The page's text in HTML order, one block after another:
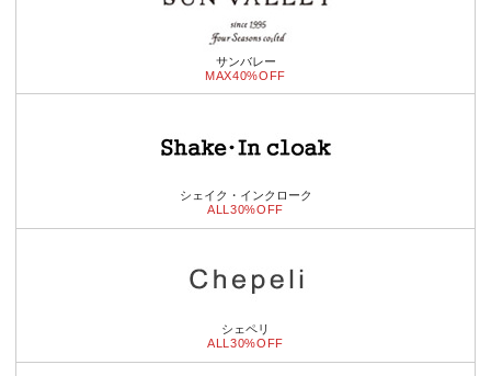
サンバレー
MAX40%OFF
シェイク・インクローク
ALL30%OFF
シェペリ
ALL30%OFF